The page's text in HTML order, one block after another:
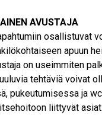
AVUSTAJA
osallistuvat
apuun
on useimmiten
tehtäviä voivat
pukeutumisessa ja
liittyvät